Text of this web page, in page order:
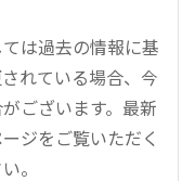
は過去の情報に基
れている場合、今
ございます。最新
ジをご覧いただく
。